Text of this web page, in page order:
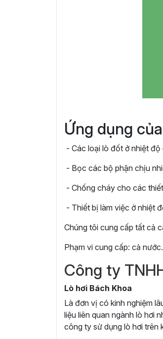
Ứng dụng
- Các loại lò đốt ở nhiệt
- Bọc các bộ phận chịu
- Chống cháy cho các
- Thiết bị làm việc ở nhiệt
Chúng tôi cung cấp tất cả
Phạm vi cung cấp: cả
Công ty
Lò hơi Bách Khoa
Là đơn vị có kinh nghiệm
liệu liên quan ngành lò hơi
công ty sử dụng lò hơi trên